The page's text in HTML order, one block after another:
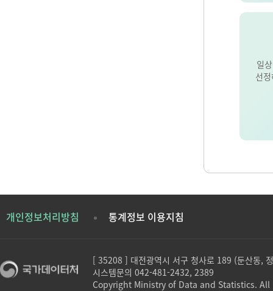
일
선
개인정보처리방침 통계정보 이용지침
[ 35208 ] 대전광역시 서구 청사로 189 (둔산동,
시스템문의 042-481-2432, 2389
Copyright Ministry of Data and Statistics.